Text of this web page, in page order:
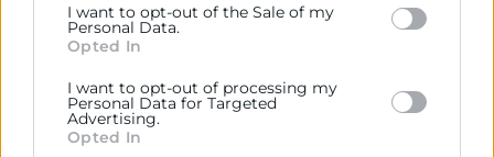
below specified purposes in below Google consent
section.
I want to opt-out of the Sale of my
Personal Data.
Opted In
I want to opt-out of processing my
Personal Data for Targeted
Advertising.
Opted In
personal. Los trabajadores que
realizan sus funciones en una
empresa donde se sienten orgullosos
de estar, seguramente desearán
desarrollar un plan de carrera dentro